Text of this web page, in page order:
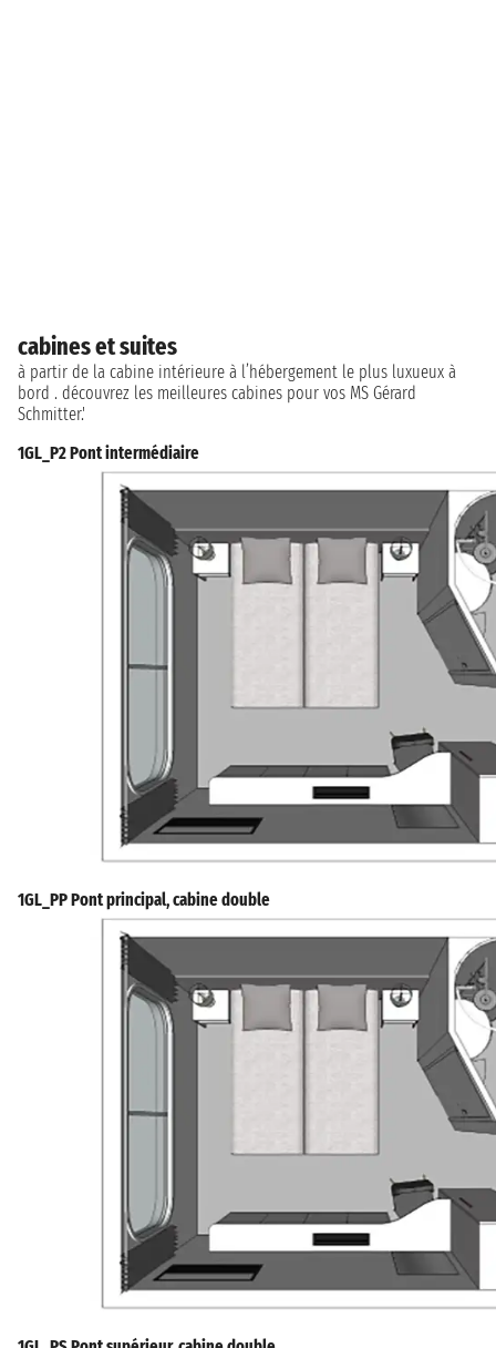
cabines et suites
à partir de la cabine intérieure à l’hébergement le plus luxueux à
bord . découvrez les meilleures cabines pour vos MS Gérard
Schmitter.'
1GL_P2 Pont intermédiaire
1GL_PP Pont principal, cabine double